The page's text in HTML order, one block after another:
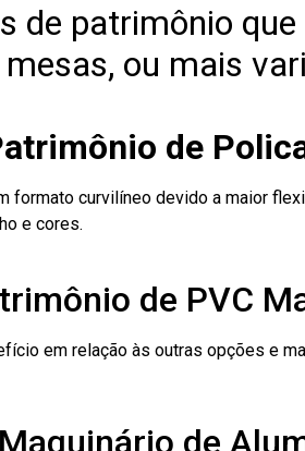
de patrimônio
ou mais
de
formato curvilíneo devido a maior
e cores.
de PVC
em relação às outras opções e
de